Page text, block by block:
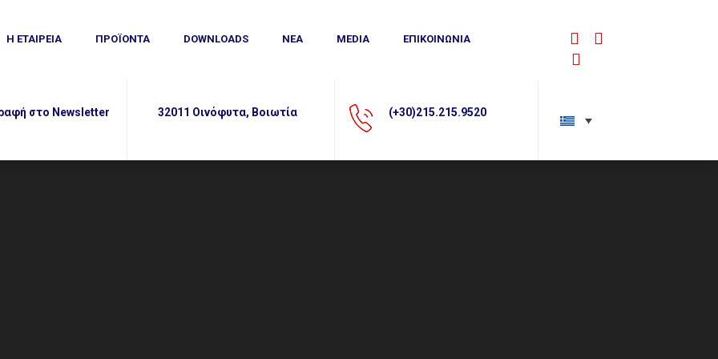
Η ΕΤΑΙΡΕΙΑ ΠΡΟΪΟΝΤΑ DOWNLOADS ΝΕΑ MEDIA ΕΠΙΚΟΙΝΩΝΙΑ
στο Newsletter 32011 Οινόφυτα, Βοιωτία (+30)215.215.9520
FacebookYouTube
Linkedin
MEDIA ΕΠΙΚΟΙΝΩΝΙΑ